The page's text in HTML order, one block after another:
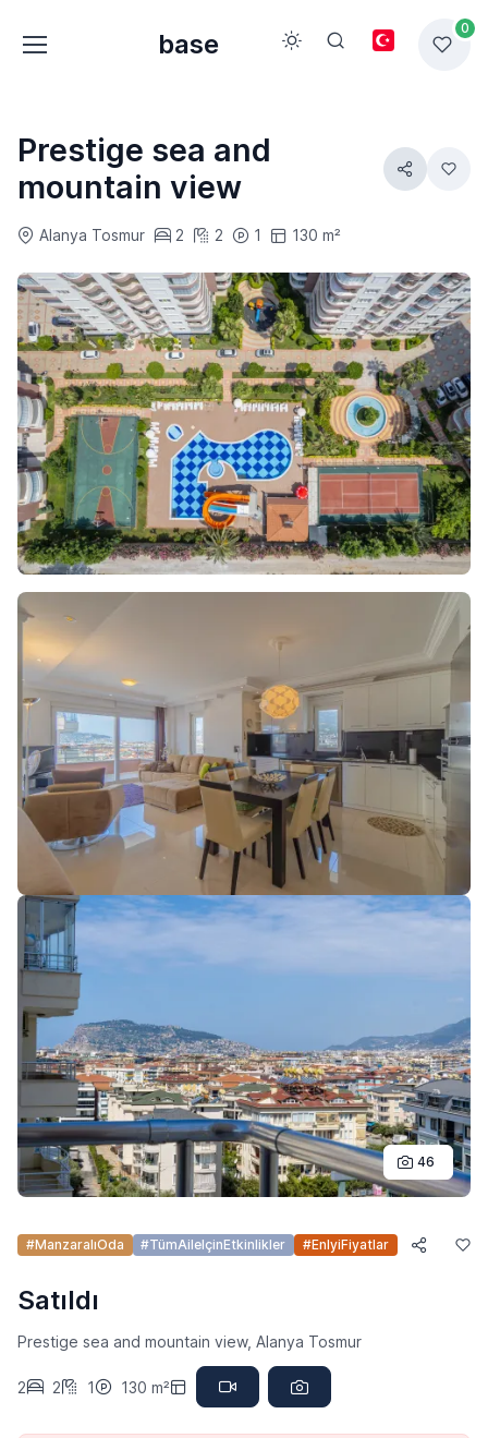
base
0
Prestige sea and
mountain view
Alanya Tosmur 2 2 1 130 m²
46
#ManzaralıOda #TümAileIçinEtkinlikler #EnIyiFiyatlar
Satıldı
Prestige sea and mountain view, Alanya Tosmur
2 2 1 130 m²